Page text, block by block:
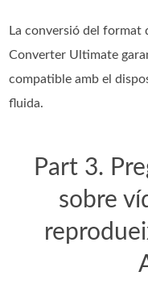
La conversió del format
Converter Ultimate
compatible amb el
fluida.
Part 3.
sobre